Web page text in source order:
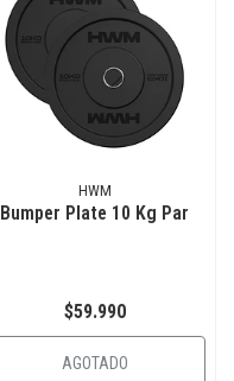
HWM
Bumper Plate 10 Kg Par
$59.990
AGOTADO